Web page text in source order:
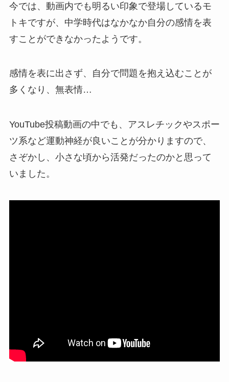
今では、動画内でも明るい印象で登場しているモ
トキですが、中学時代はなかなか自分の感情を表
すことができなかったようです。
感情を表に出さず、自分で問題を抱え込むことが
多くなり、無表情…
YouTube投稿動画の中でも、アスレチックやスポー
ツ系など運動神経が良いことが分かりますので、
さぞかし、小さな頃から活発だったのかと思って
いました。